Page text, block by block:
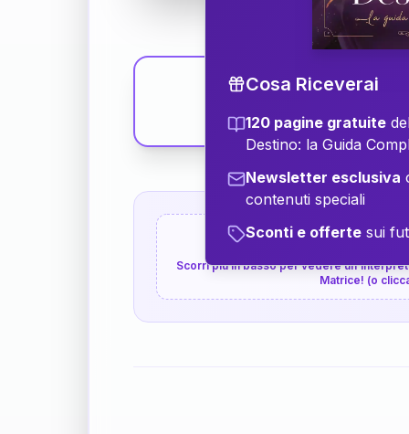
👇 P.S. Interpretazione
Scorri più in basso per vedere
Matrice! (o
Cosa Riceverai
120 pagine gratuite
Destino: la Guida
Newsletter esclusiva
contenuti speciali
Sconti e offerte sui